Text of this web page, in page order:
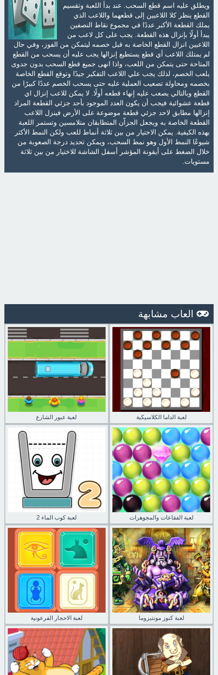
ويطلق عليه اسم قطع السحب. عند بدأ اللعبة وتقسيم
القطع ينظر كلا اللاعبين إلى قطعهما واللاعب الذي
يملك القطعة الأكبر عددًا في مجموع نقاط النصفين
يبدأ أولًا بإنزال هذه القطعة. يجب على كل لاعب من
اللاعبين انزال القطع الخاصة به قبل خصمه ليتمكن من الفوز، وفي حال
لم يمتلك اللاعب أي قطع يستطيع إنزالها يجب عليه أن يسحب من القطع
المتاحة حتى يتمكن من اللعب، واذا انهى جميع قطع السحب بدون جدوى
يلعب الخصم، لذلك يجب علي اللاعب التفكير جيدًا وتوقع القطع الخاصة
بخصمه ومحاولة تصعيب العملية عليه حتى يسحب الخصم عددًا كبيرًا من
القطع وبالتالي يصعب عليه إنهاء قطعه أولًا. لا يمكن للاعب إنزال اي
قطعة عشوائية فيجب أن يكون العدد الموجود بأحد جزئي القطعة المراد
إنزالها مطابق لاحد جزئي قطعة موضوعة على الأرض فينزل اللاعب
القطعة الخاصة به ويجعل الجزاّن المتطابقان متلامسين وتستمر اللعبة
بهذه الكيفية. يمكن الاختيار من بين ثلاثة أنماط للعب ولكن النمط الأكثر
شيوعًا النمط الأول وهو نمط السحب، ويمكن تحديد درجة الصعوبة من
خلال الضغط على أيقونة المؤشر أسفل الشاشة للاختيار من بين ثلاثة
مستويات.
العاب مشابهة
لعبة عبور الشارع لعبة الداما الكلاسيكية
لعبة كوب الماء 2 لعبة الفقاعات والمجوهرات
لعبة الاحجار الفرعونية لعبة كنوز مونتيزوما